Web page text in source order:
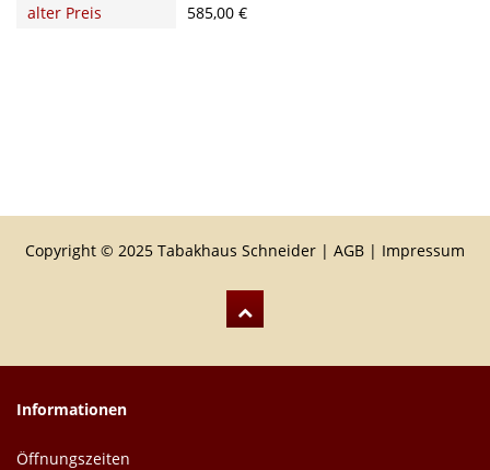
alter Preis 585,00 €
Copyright © 2025 Tabakhaus Schneider | AGB | Impressum
Informationen
Öffnungszeiten